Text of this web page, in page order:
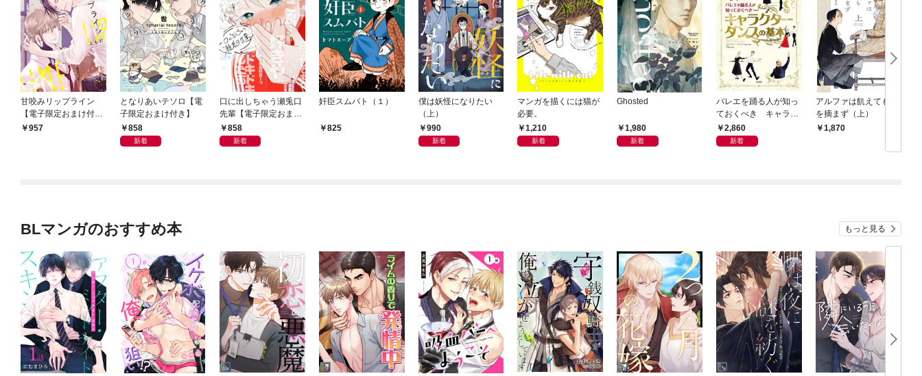
甘咬みリップライン
【電子限定おまけ付
き】957
となりあいテソロ【電
子限定おまけ付き】
858
新着
口に出しちゃう瀬兎口
先輩【電子限定おまけ
付き】
858
新着
奸臣スムバト（１）
825
僕は妖怪になりたい
（上）
990
新着
マンガを描くには猫が
必要。
1,210
新着
Ghosted
1,980
新着
バレエを踊る人が知っ
ておくべき キャラク
ターダンスの基本
2,860
新着
アルファは飢えても主
を摘まず（上）
1,870
BLマンガのおすすめ本 もっと見る